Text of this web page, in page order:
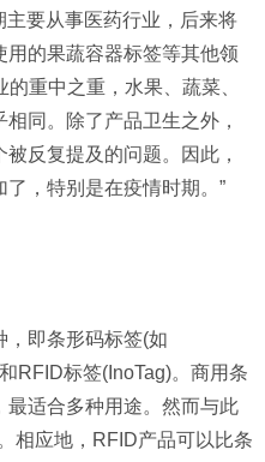
主要从事医药行业，后来将
的果蔬容器标签等其他领
重中之重，水果、蔬菜、
同。除了产品卫生之外，
反复提及的问题。因此，
，特别是在疫情时期。”
，即条形码标签(如
RFID标签(InoTag)。商用条
最适合多种用途。然而与此
相应地，RFID产品可以比条